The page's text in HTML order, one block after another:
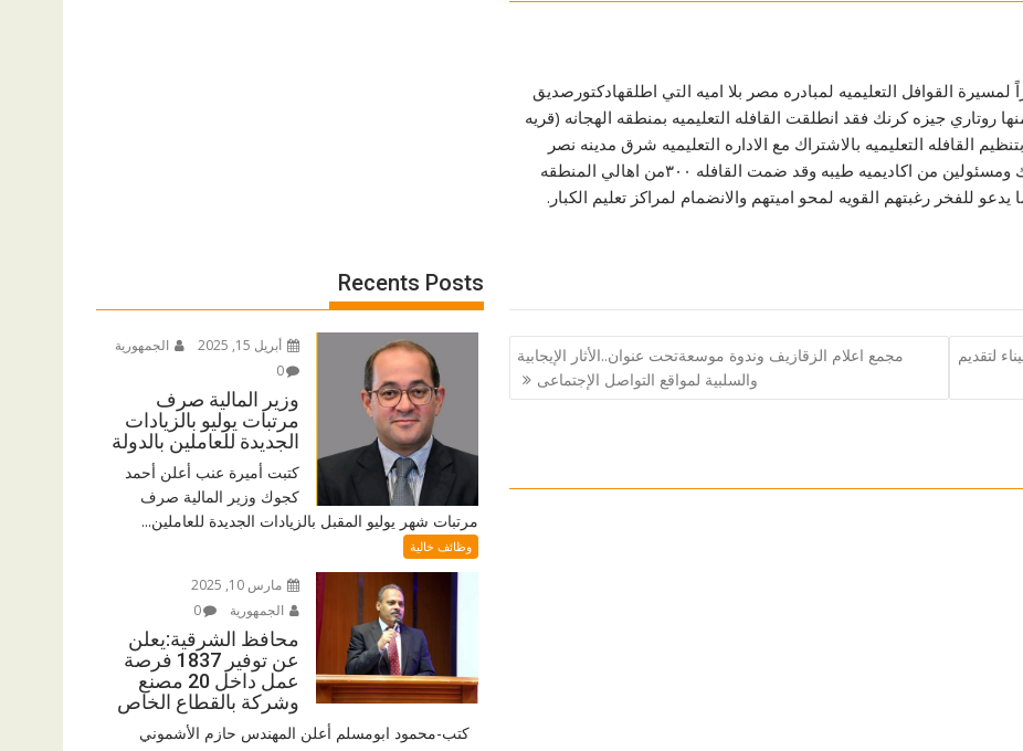
لمسيرة القوافل التعليميه لمبادره مصر بلا اميه التي اطلقهادكتورصديق
جيزه كرنك فقد انطلقت القافله التعليميه بمنطقه الهجانه (قريه
التعليميه بالاشتراك مع الاداره التعليميه شرق مدينه نصر
والهيئه العامه لتعليم الكبار وبإشراف روتاري جيزه كرنك ومسئولين من اكاديميه طيبه وقد ضمت القافله ٣٠٠من اهالي المنطقه
للفخر رغبتهم القويه لمحو اميتهم والانضمام لمراكز تعليم الكبار.
لتقديم
مجمع اعلام الزقازيف وندوة موسعةتحت عنوان..الأثار الإيجابية
والسلبية لمواقع التواصل الإجتماعى
Recents Posts
أبريل 15, 2025
الجمهورية
0
وزير المالية صرف
مرتبات يوليو بالزيادات
الجديدة للعاملين بالدولة
كتبت أميرة عنب أعلن أحمد
كجوك وزير المالية صرف
مرتبات شهر يوليو المقبل بالزيادات الجديدة للعاملين...
وظائف خالية
مارس 10, 2025
الجمهورية
0
محافظ الشرقية:يعلن
عن توفير 1837 فرصة
عمل داخل 20 مصنع
وشركة بالقطاع الخاص
كتب-محمود ابومسلم أعلن المهندس حازم الأشموني